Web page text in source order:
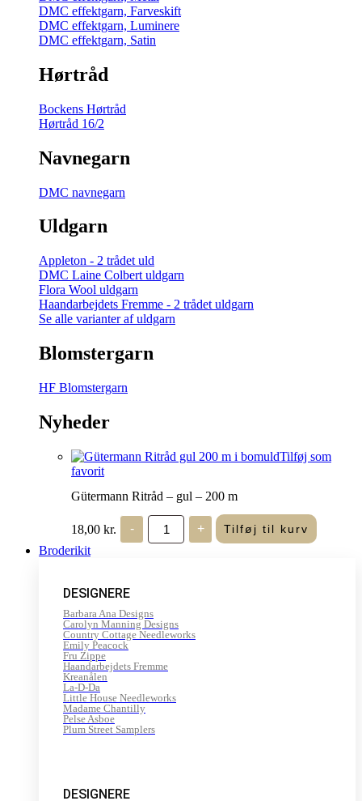
DMC effektgarn, Farveskift
DMC effektgarn, Luminere
DMC effektgarn, Satin
Hørtråd
Bockens Hørtråd
Hørtråd 16/2
Navnegarn
DMC navnegarn
Uldgarn
Appleton - 2 trådet uld
DMC Laine Colbert uldgarn
Flora Wool uldgarn
Haandarbejdets Fremme - 2 trådet uldgarn
Se alle varianter af uldgarn
Blomstergarn
HF Blomstergarn
Nyheder
Tilføj som
favorit
Gütermann Ritråd – gul – 200 m
18,00 kr. -
Gütermann
Ritråd
-
antal
+ Tilføj til kurv
Broderikit
DESIGNERE
Barbara Ana Designs
Carolyn Manning Designs
Country Cottage Needleworks
Emily Peacock
Fru Zippe
Haandarbejdets Fremme
Kreanålen
La-D-Da
Little House Needleworks
Madame Chantilly
Pelse Asboe
Plum Street Samplers
DESIGNERE